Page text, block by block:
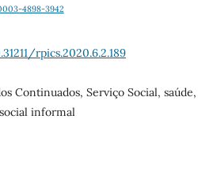
4898-3942
rpics.2020.6.2.189
Continuados, Serviço Social, saúde,
informal